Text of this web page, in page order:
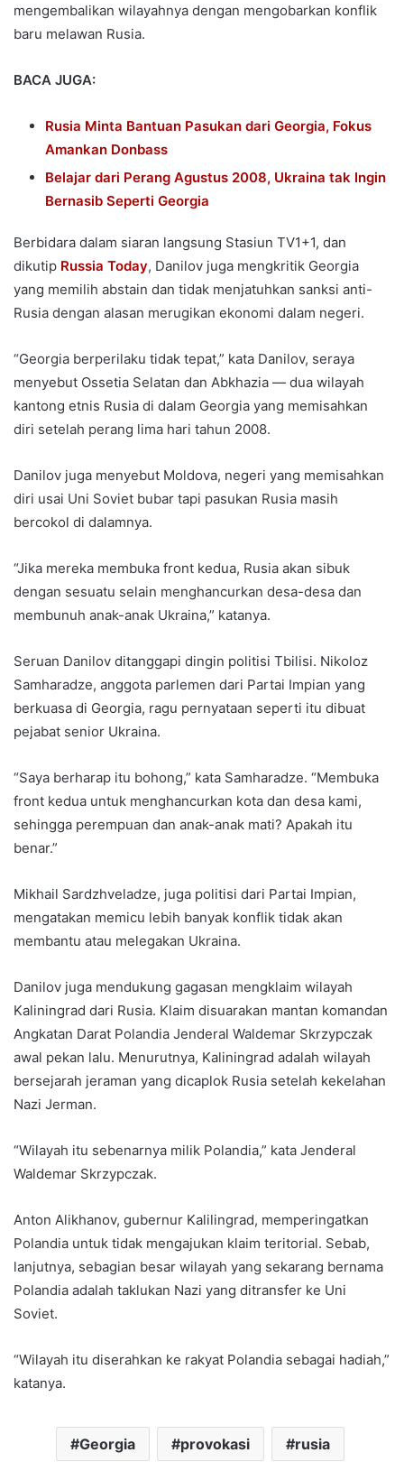
mengembalikan wilayahnya dengan mengobarkan konflik
baru melawan Rusia.
BACA JUGA:
Rusia Minta Bantuan Pasukan dari Georgia, Fokus
Amankan Donbass
Belajar dari Perang Agustus 2008, Ukraina tak Ingin
Bernasib Seperti Georgia
Berbidara dalam siaran langsung Stasiun TV1+1, dan
dikutip Russia Today, Danilov juga mengkritik Georgia
yang memilih abstain dan tidak menjatuhkan sanksi anti-
Rusia dengan alasan merugikan ekonomi dalam negeri.
“Georgia berperilaku tidak tepat,” kata Danilov, seraya
menyebut Ossetia Selatan dan Abkhazia — dua wilayah
kantong etnis Rusia di dalam Georgia yang memisahkan
diri setelah perang lima hari tahun 2008.
Danilov juga menyebut Moldova, negeri yang memisahkan
diri usai Uni Soviet bubar tapi pasukan Rusia masih
bercokol di dalamnya.
“Jika mereka membuka front kedua, Rusia akan sibuk
dengan sesuatu selain menghancurkan desa-desa dan
membunuh anak-anak Ukraina,” katanya.
Seruan Danilov ditanggapi dingin politisi Tbilisi. Nikoloz
Samharadze, anggota parlemen dari Partai Impian yang
berkuasa di Georgia, ragu pernyataan seperti itu dibuat
pejabat senior Ukraina.
“Saya berharap itu bohong,” kata Samharadze. “Membuka
front kedua untuk menghancurkan kota dan desa kami,
sehingga perempuan dan anak-anak mati? Apakah itu
benar.”
Mikhail Sardzhveladze, juga politisi dari Partai Impian,
mengatakan memicu lebih banyak konflik tidak akan
membantu atau melegakan Ukraina.
Danilov juga mendukung gagasan mengklaim wilayah
Kaliningrad dari Rusia. Klaim disuarakan mantan komandan
Angkatan Darat Polandia Jenderal Waldemar Skrzypczak
awal pekan lalu. Menurutnya, Kaliningrad adalah wilayah
bersejarah jeraman yang dicaplok Rusia setelah kekelahan
Nazi Jerman.
“Wilayah itu sebenarnya milik Polandia,” kata Jenderal
Waldemar Skrzypczak.
Anton Alikhanov, gubernur Kalilingrad, memperingatkan
Polandia untuk tidak mengajukan klaim teritorial. Sebab,
lanjutnya, sebagian besar wilayah yang sekarang bernama
Polandia adalah taklukan Nazi yang ditransfer ke Uni
Soviet.
“Wilayah itu diserahkan ke rakyat Polandia sebagai hadiah,”
katanya.
Georgia provokasi rusia